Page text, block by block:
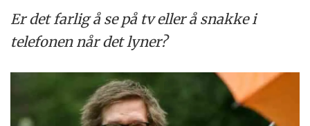
Er det farlig å se på tv eller å snakke i
telefonen når det lyner?